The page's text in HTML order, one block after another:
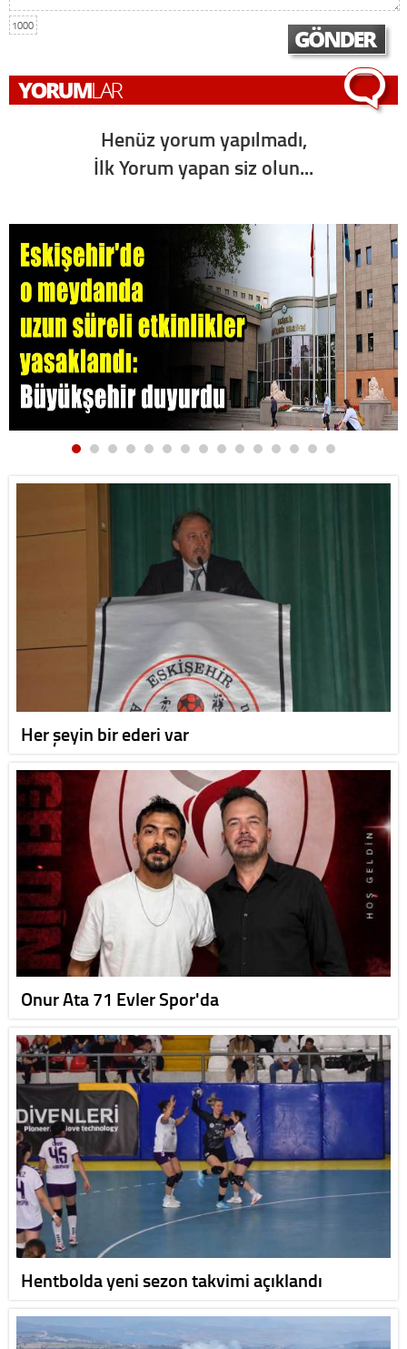
1000
Henüz yorum yapılmadı,
İlk Yorum yapan siz olun...
Her şeyin bir ederi var
Onur Ata 71 Evler Spor'da
Hentbolda yeni sezon takvimi açıklandı